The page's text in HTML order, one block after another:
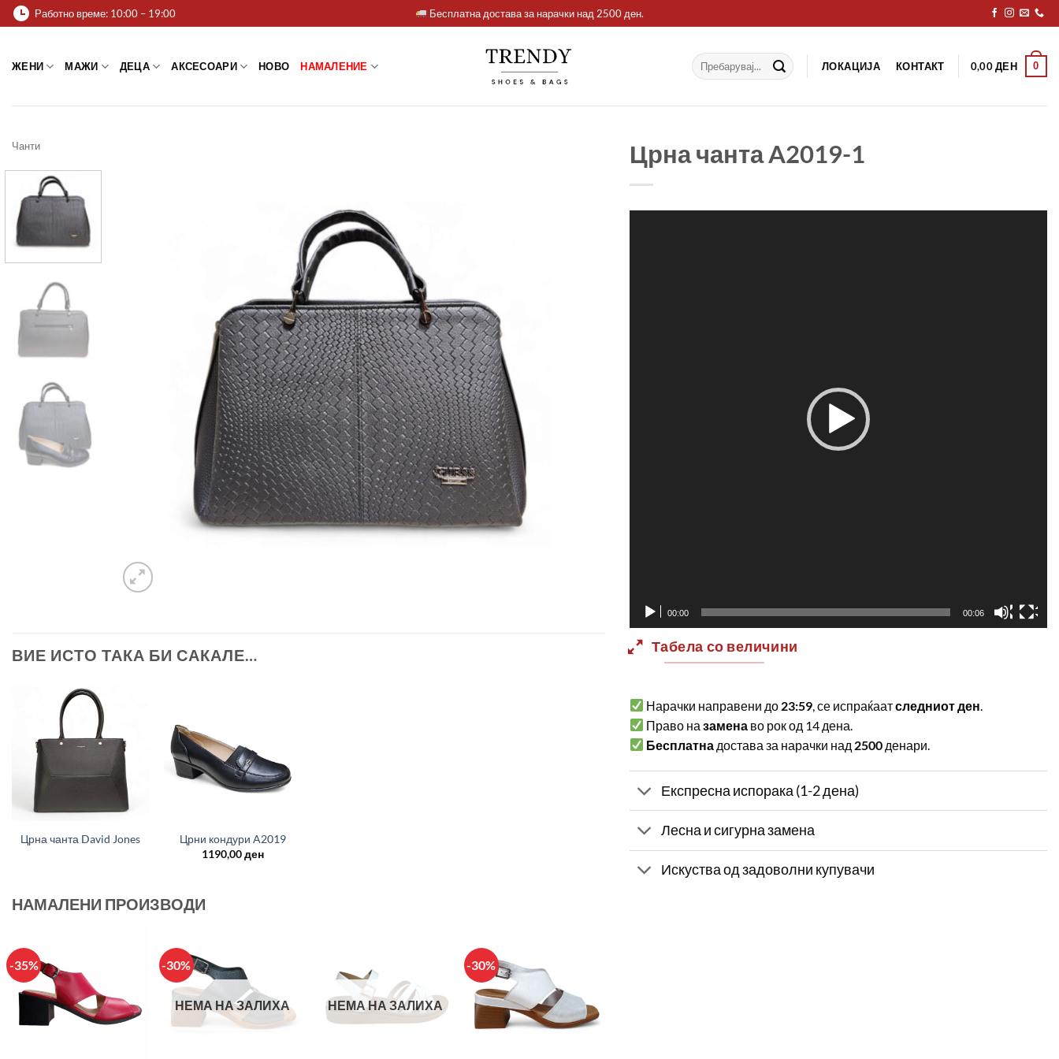
Skip
to
Работно време: 10:00 – 19:00 Бесплатна достава за нарачки над 2500 ден.
ЖЕНИ МАЖИ ДЕЦА АКСЕСОАРИ НОВО НАМАЛЕНИЕ
Барај
за:
ЛОКАЦИЈА КОНТАКТ 0,00ДЕН 0
Чанти
ВИЕ ИСТО ТАКА БИ САКАЛЕ…
+
Црна чанта David Jones
Црни кондури A2019
1190,00ден
НАМАЛЕНИ ПРОИЗВОДИ
-35% -30%
НЕМА НА ЗАЛИХА НЕМА НА ЗАЛИХА
-30%
Црна чанта A2019-1
00:00 00:06
Табела со величини
Нарачки направени до 23:59 , се испраќаатследниот ден
Право назамена во рок од 14 дена.
Бесплатна достава за нарачки над 2500 денари.
Експресна испорака (1-2 дена)
Лесна и сигурна замена
Искуства од задоволни купувачи